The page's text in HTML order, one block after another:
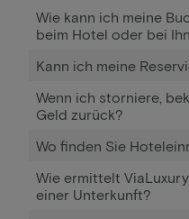
Wie kann ich meine
beim Hotel oder bei
Kann ich meine
Wenn ich storniere,
Geld zurück?
Wo finden Sie
Wie ermittelt
einer Unterkunft?